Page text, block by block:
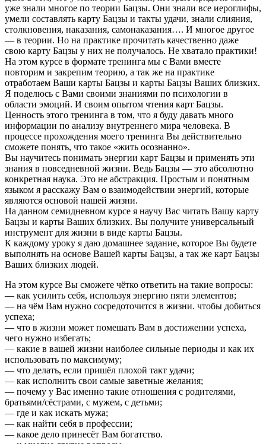
уже знали многое по теории Бацзы. Они знали все иероглифы,
умели составлять карту Бацзы и такты удачи, знали слияния,
столкновения, наказания, самонаказания…. И многое другое
— в теории. Но на практике прочитать качественно даже
свою карту Бацзы у них не получалось. Не хватало практики!
На этом курсе в формате тренинга мы с Вами вместе
повторим и закрепим теорию, а так же на практике
отработаем Ваши карты Бацзы и карты Бацзы Ваших близких.
Я поделюсь с Вами своими знаниями по психологии в
области эмоций. И своим опытом чтения карт Бацзы.
Ценность этого тренинга в том, что я буду давать много
информации по анализу внутреннего мира человека. В
процессе прохождения моего тренинга Вы действительно
сможете понять, что такое «жить осознанно».
Вы научитесь понимать энергии карт Бацзы и применять эти
знания в повседневной жизни. Ведь Бацзы — это абсолютно
конкретная наука. Это не абстракция. Простым и понятным
языком я расскажу Вам о взаимодействии энергий, которые
являются основой нашей жизни.
На данном семидневном курсе я научу Вас читать Вашу карту
Бацзы и карты Ваших близких. Вы получите универсальный
инструмент для жизни в виде карты Бацзы.
К каждому уроку я даю домашнее задание, которое Вы будете
выполнять на основе Вашей карты Бацзы, а так же карт Бацзы
Ваших близких людей.
На этом курсе Вы сможете чётко ответить на такие вопросы:
— как усилить себя, используя энергию пяти элементов;
— на чём Вам нужно сосредоточится в жизни. чтобы добиться
успеха;
— что в жизни может помешать Вам в достижении успеха,
чего нужно избегать;
— какие в вашей жизни наиболее сильные периоды и как их
использовать по максимуму;
— что делать, если пришёл плохой такт удачи;
— как исполнить свои самые заветные желания;
— почему у Вас именно такие отношения с родителями,
братьями/сёстрами, с мужем, с детьми;
— где и как искать мужа;
— как найти себя в профессии;
— какое дело принесёт Вам богатство.